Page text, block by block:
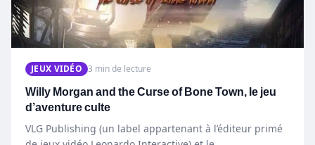
JEUX VIDÉO 3 min de lecture
Willy Morgan and the Curse of Bone Town, le jeu
d’aventure culte
VLG Publishing (un label appartenant à l’éditeur primé